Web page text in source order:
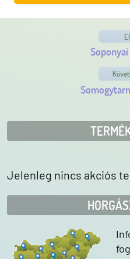
Jelenleg nincs akciós